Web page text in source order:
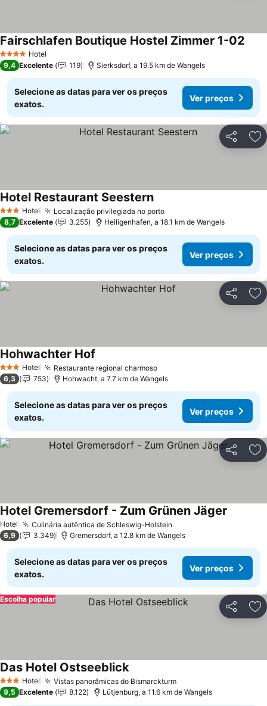
4 EstrelasHotel
Fairschlafen Boutique Hostel Zimmer 1-02
9,4 Excelente 119 Sierksdorf, a 19.5 km de Wangels
Selecione as datas para ver os preços
exatos.
Ver preços
Partilhar
3 EstrelasHotel Localização privilegiada no portoVer preços
Hotel Restaurant SeesternVer preços
8,7 Excelente 3.255 Heiligenhafen, a 18.1 km de Wangels
Selecione as datas para ver os preços
exatos.
Ver preços
Partilhar
3 EstrelasHotel Restaurante regional charmosoVer preços
Hohwachter Hof
6,3 753 Hohwacht, a 7.7 km de Wangels
Selecione as datas para ver os preços
exatos.
Ver preços
Partilhar
Hotel Culinária autêntica de Schleswig-Holstein
Hotel Gremersdorf - Zum Grünen Jäger
6,9 3.349 Gremersdorf, a 12.8 km de Wangels
Selecione as datas para ver os preços
exatos.
Ver preços
Partilhar
Escolha popular
3 EstrelasHotel Vistas panorâmicas do BismarckturmVer preços
Das Hotel OstseeblickVer preços
9,5 Excelente 8.122 Lütjenburg, a 11.6 km de Wangels